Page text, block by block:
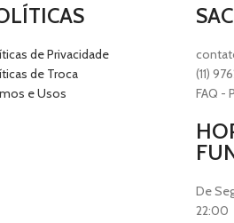
de Privacidade
de Troca
e Usos
SAC
(11)
FAQ -
De
22:00